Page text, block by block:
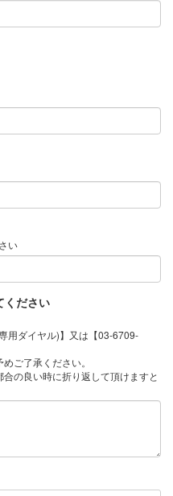
い
ください
用ダイヤル)】又は【03-6709-
ご了承ください。
の良い時に折り返して頂けますと